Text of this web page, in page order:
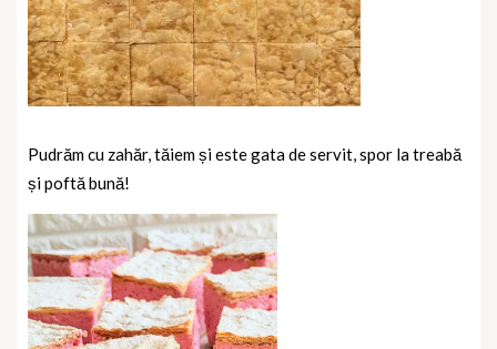
Pudrăm cu zahăr, tăiem și este gata de servit, spor la treabă
și poftă bună!